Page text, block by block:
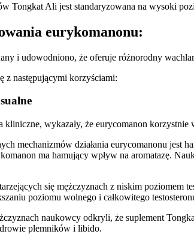
Tongkat Ali jest standaryzowana na wysoki
eurykomanonu:
i udowodniono, że oferuje różnorodny
z następującymi korzyściami:
wykazały, że eurycomanon
mechanizmów działania eurycomanonu jest
ma hamujący wpływ na aromatazę.
się mężczyznach z niskim poziomem
poziomu wolnego i całkowitego
naukowcy odkryli, że suplement
plemników i libido.